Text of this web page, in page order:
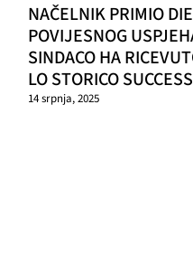
NAČELNIK PRIMIO
POVIJESNOG
SINDACO HA
LO STORICO
14 srpnja, 2025